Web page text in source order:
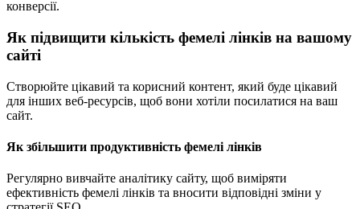
конверсії.
Як підвищити кількість фемелі лінків на вашому
сайті
Створюйте цікавий та корисний контент, який буде цікавий
для інших веб-ресурсів, щоб вони хотіли посилатися на ваш
сайт.
Як збільшити продуктивність фемелі лінків
Регулярно вивчайте аналітику сайту, щоб виміряти
ефективність фемелі лінків та вносити відповідні зміни у